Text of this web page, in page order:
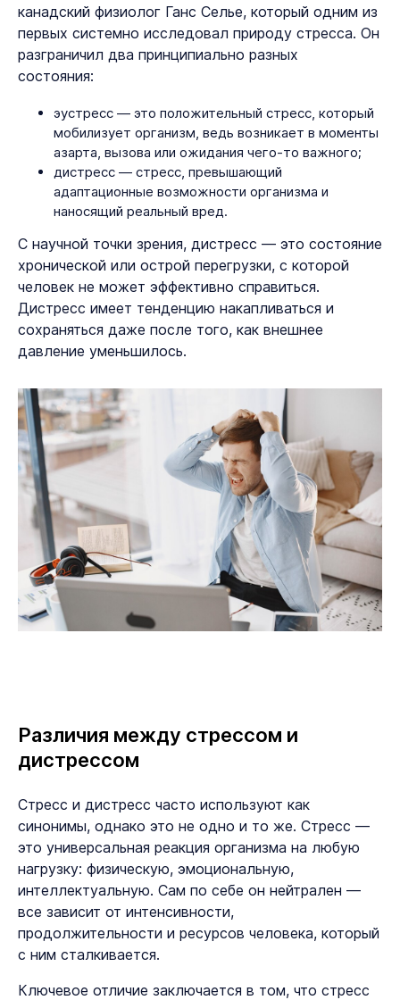
канадский физиолог Ганс Селье, который одним из
первых системно исследовал природу стресса. Он
разграничил два принципиально разных
состояния:
эустресс — это положительный стресс, который
мобилизует организм, ведь возникает в моменты
азарта, вызова или ожидания чего-то важного;
дистресс — стресс, превышающий
адаптационные возможности организма и
наносящий реальный вред.
С научной точки зрения, дистресс — это состояние
хронической или острой перегрузки, с которой
человек не может эффективно справиться.
Дистресс имеет тенденцию накапливаться и
сохраняться даже после того, как внешнее
давление уменьшилось.
Различия между стрессом и
дистрессом
Стресс и дистресс часто используют как
синонимы, однако это не одно и то же. Стресс —
это универсальная реакция организма на любую
нагрузку: физическую, эмоциональную,
интеллектуальную. Сам по себе он нейтрален —
все зависит от интенсивности,
продолжительности и ресурсов человека, который
с ним сталкивается.
Ключевое отличие заключается в том, что стресс